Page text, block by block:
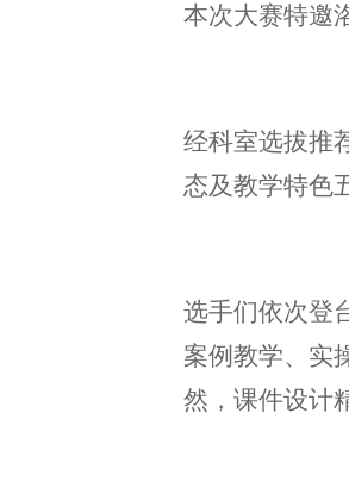
本次大赛特邀
经科室选拔推
态及教学特色
选手们依次登
案例教学、实
然，课件设计